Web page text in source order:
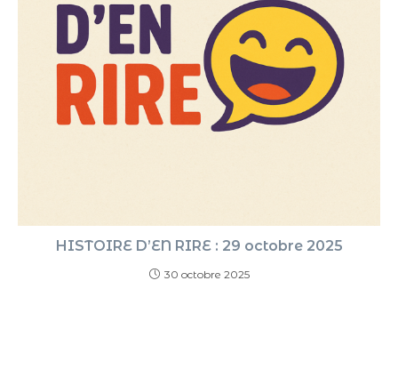
HISTOIRE D’EN RIRE : 29 octobre 2025
30 octobre 2025